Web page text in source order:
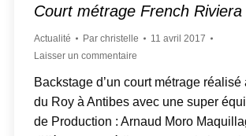
Court métrage French Riviera
Actualité Par christelle
11 avril 2017
Laisser un commentaire
Backstage d’un court métrage
du Roy à Antibes avec une super
de Production : Arnaud Moro